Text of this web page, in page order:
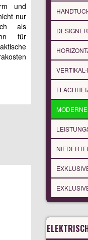
und
nur
als
für